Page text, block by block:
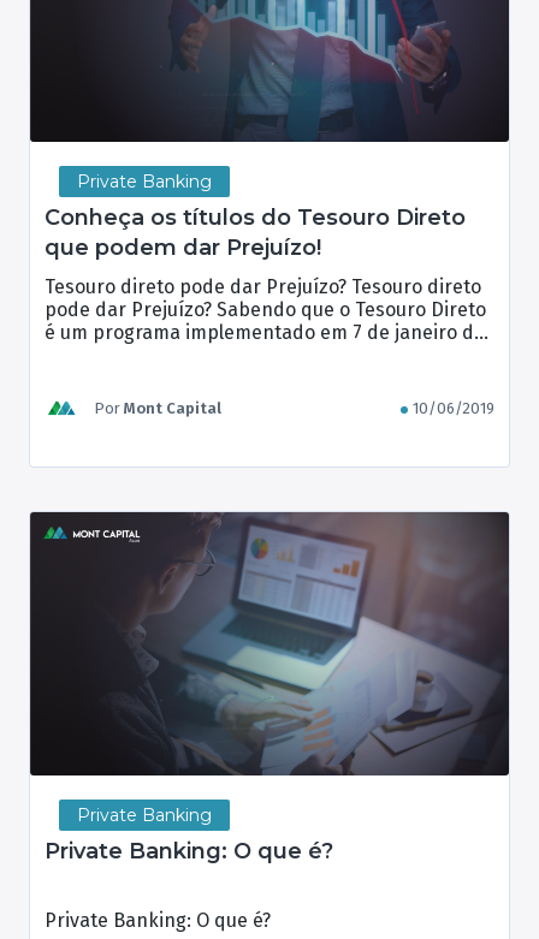
Private Banking
Conheça os títulos do Tesouro Direto
que podem dar Prejuízo!
Tesouro direto pode dar Prejuízo? Tesouro direto
pode dar Prejuízo? Sabendo que o Tesouro Direto
é um programa implementado em 7 de janeiro de
criação do produto foi popularizar o acesso ao
investimento em títulos públicos, possibilitando
Por Mont Capital 10/06/2019
Private Banking
Private Banking: O que é?
Private Banking: O que é?